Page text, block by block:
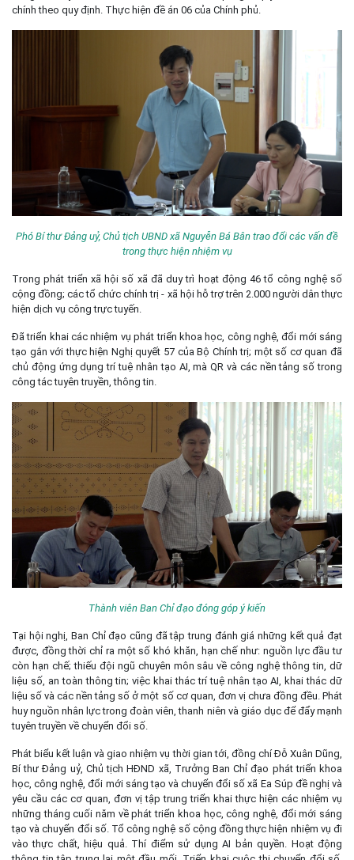
chính theo quy định. Thực hiện đề án 06 của Chính phủ.
Phó Bí thư Đảng uỷ, Chủ tịch UBND xã Nguyễn Bá Bân trao đổi các vấn đề
trong thực hiện nhiệm vụ
Trong phát triển xã hội số xã đã duy trì hoạt động 46 tổ công nghệ số
cộng đồng; các tổ chức chính trị - xã hội hỗ trợ trên 2.000 người dân thực
hiện dịch vụ công trực tuyến.
Đã triển khai các nhiệm vụ phát triển khoa học, công nghệ, đổi mới sáng
tạo gắn với thực hiện Nghị quyết 57 của Bộ Chính trị; một số cơ quan đã
chủ động ứng dụng trí tuệ nhân tạo AI, mà QR và các nền tảng số trong
công tác tuyên truyền, thông tin.
Thành viên Ban Chỉ đạo đóng góp ý kiến
Tại hội nghị, Ban Chỉ đạo cũng đã tập trung đánh giá những kết quả đạt
được, đồng thời chỉ ra một số khó khăn, hạn chế như: nguồn lực đầu tư
còn hạn chế; thiếu đội ngũ chuyên môn sâu về công nghệ thông tin, dữ
liệu số, an toàn thông tin; việc khai thác trí tuệ nhân tạo AI, khai thác dữ
liệu số và các nền tảng số ở một số cơ quan, đơn vị chưa đồng đều. Phát
huy nguồn nhân lực trong đoàn viên, thanh niên và giáo dục để đẩy mạnh
tuyên truyền về chuyển đổi số.
Phát biểu kết luận và giao nhiệm vụ thời gian tới, đồng chí Đỗ Xuân Dũng,
Bí thư Đảng uỷ, Chủ tịch HĐND xã, Trưởng Ban Chỉ đạo phát triển khoa
học, công nghệ, đổi mới sáng tạo và chuyển đổi số xã Ea Súp đề nghị và
yêu cầu các cơ quan, đơn vị tập trung triển khai thực hiện các nhiệm vụ
những tháng cuối năm về phát triển khoa học, công nghệ, đổi mới sáng
tạo và chuyển đổi số. Tổ công nghệ số cộng đồng thực hiện nhiệm vụ đi
vào thực chất, hiệu quả. Thí điểm sử dụng AI bản quyền. Hoạt động